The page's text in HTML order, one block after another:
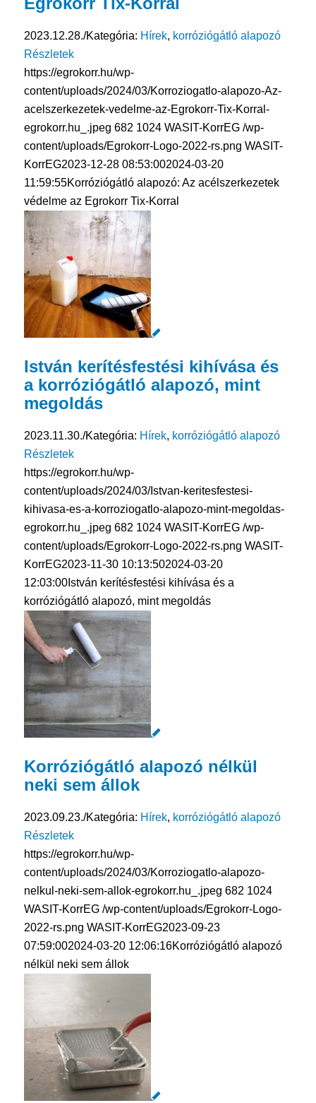
2023.12.28./Kategória: Hírek, korróziógátló alapozó
Részletek
https://egrokorr.hu/wp-
content/uploads/2024/03/Korroziogatlo-alapozo-Az-
acelszerkezetek-vedelme-az-Egrokorr-Tix-Korral-
egrokorr.hu_.jpeg 682 1024 WASIT-KorrEG /wp-
content/uploads/Egrokorr-Logo-2022-rs.png WASIT-
KorrEG2023-12-28 08:53:002024-03-20
11:59:55Korróziógátló alapozó: Az acélszerkezetek
védelme az Egrokorr Tix-Korral
István kerítésfestési kihívása és
a korróziógátló alapozó, mint
megoldás
2023.11.30./Kategória: Hírek, korróziógátló alapozó
Részletek
https://egrokorr.hu/wp-
content/uploads/2024/03/Istvan-keritesfestesi-
kihivasa-es-a-korroziogatlo-alapozo-mint-megoldas-
egrokorr.hu_.jpeg 682 1024 WASIT-KorrEG /wp-
content/uploads/Egrokorr-Logo-2022-rs.png WASIT-
KorrEG2023-11-30 10:13:502024-03-20
12:03:00István kerítésfestési kihívása és a
korróziógátló alapozó, mint megoldás
Korróziógátló alapozó nélkül
neki sem állok
2023.09.23./Kategória: Hírek, korróziógátló alapozó
Részletek
https://egrokorr.hu/wp-
content/uploads/2024/03/Korroziogatlo-alapozo-
nelkul-neki-sem-allok-egrokorr.hu_.jpeg 682 1024
WASIT-KorrEG /wp-content/uploads/Egrokorr-Logo-
2022-rs.png WASIT-KorrEG2023-09-23
07:59:002024-03-20 12:06:16Korróziógátló alapozó
nélkül neki sem állok